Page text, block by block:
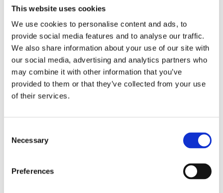
This website uses cookies
We use cookies to personalise content and ads, to
provide social media features and to analyse our traffic.
We also share information about your use of our site with
our social media, advertising and analytics partners who
may combine it with other information that you’ve
provided to them or that they’ve collected from your use
of their services.
Selection
Necessary
Preferences
Vackra multibandslängder med tryckt stort
blommönster i rosa, vinrött och vitt på grå
botten i ett tunt skirt tyg som släpper igenom
ljuset på ett fantastiskt sätt. Mönstret är ett enda
stort som ger gardinen ett otroligt liv. Längderna
ligger i 2-pack. Matcha gärna med kuddfodralet i
samma serie.